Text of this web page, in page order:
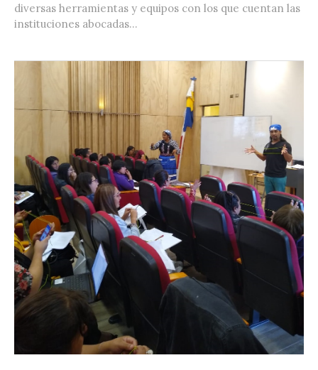
diversas herramientas y equipos con los que cuentan las
instituciones abocadas...